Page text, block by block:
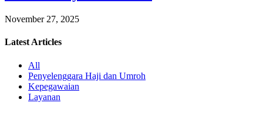
November 27, 2025
Latest Articles
All
Penyelenggara Haji dan Umroh
Kepegawaian
Layanan